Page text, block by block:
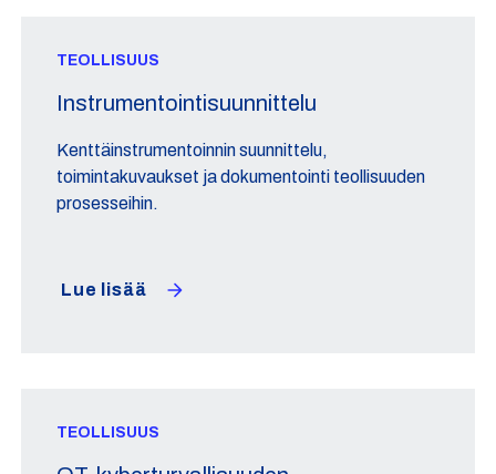
TEOLLISUUS
Instrumentointisuunnittelu
Kenttäinstrumentoinnin suunnittelu,
toimintakuvaukset ja dokumentointi teollisuuden
prosesseihin.
Lue lisää
TEOLLISUUS